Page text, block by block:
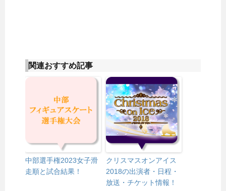
関連おすすめ記事
中部選手権2023女子滑
走順と試合結果！
クリスマスオンアイス
2018の出演者・日程・
放送・チケット情報！